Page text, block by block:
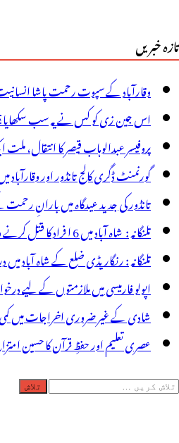
اور
لیکچرارس
تقرر
کیوں
نہیں؟
ٹیچنگ
اور
نان
ٹیچنگ
اسٹاف
مسلمانوں
تازہ خبریں
وقارآباد کے سپوت رحمت پاشا
اس جین زی کو کس نے یہ سب سکھایا؟
پروفیسر عبدالوہاب قیصر کا انتقال،
گورنمنٹ ڈگری کالج تانڈور اور
تانڈور کی جدید عیدگاہ میں بارانِ
تلنگانہ : شاہ آباد میں 6 ا فراد کا قتل کرنے والے راجکمار کی نعش دستیاب، خودکشی کا شبہ ! نعش کے ساتھ زہر کی بوتل پائی گئی
تلنگانہ : رنگاریڈی ضلع کے شاہ آباد میں درندگی کا ننگا
اپولو فارمیسی میں ملازمتوں کے لیے درخواستیں مطلوب، 10 جولائی کو وقارآباد میں
شادی کے غیر ضروری اخراجات میں کمی، 300 مستحق طلبہ کے لیے تعلیمی امداد، عبدالمقیت چندا کا
عصری تعلیم اور حفظِ قرآن کا حسین
تلاش